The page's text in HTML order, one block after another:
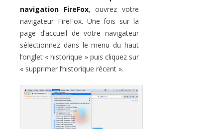
navigation FireFox, ouvrez votre
navigateur FireFox. Une fois sur la
page d’accueil de votre navigateur
sélectionnez dans le menu du haut
l’onglet « historique » puis cliquez sur
« supprimer l’historique récent ».